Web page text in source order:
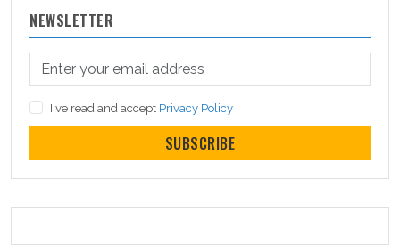
NEWSLETTER
I've read and accept Privacy Policy
SUBSCRIBE